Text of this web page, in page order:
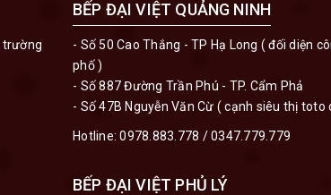
trường
BẾP ĐẠI VIỆT QUẢNG NINH
- Số 50 Cao Thắng - TP Hạ Long ( đối diện
phố )
- Số 887 Đường Trần Phú - TP. Cẩm Phả
- Số 47B Nguyễn Văn Cừ ( cạnh siêu thị toto
Hotline:0978.883.778 /0347.779.779
BẾP ĐẠI VIỆT PHỦ LÝ